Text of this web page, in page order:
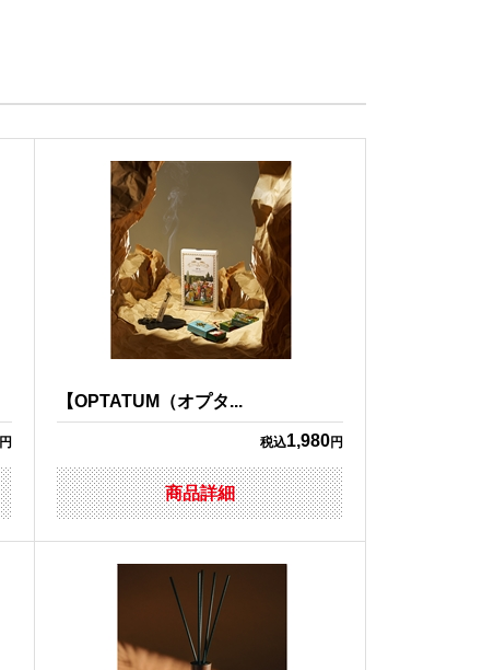
円
【OPTATUM（オプタ...
税込1,980円
商品詳細